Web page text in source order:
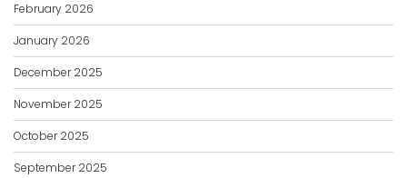
February 2026
January 2026
December 2025
November 2025
October 2025
September 2025